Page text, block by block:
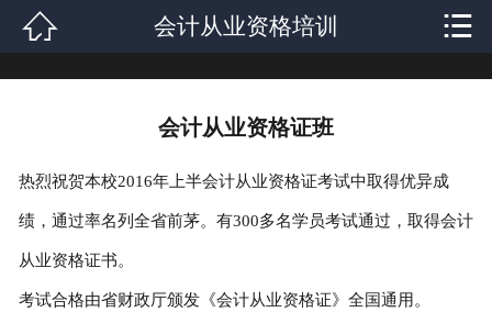

关于我们
学校新闻
就业分配
 会计从业资格培训 
会计从业资格证班
热烈祝贺本校2016年上半会计从业资格证考试中取得优异成
绩，通过率名列全省前茅。有300多名学员考试通过，取得会计
从业资格证书。
考试合格由省财政厅颁发《会计从业资格证》全国通用。